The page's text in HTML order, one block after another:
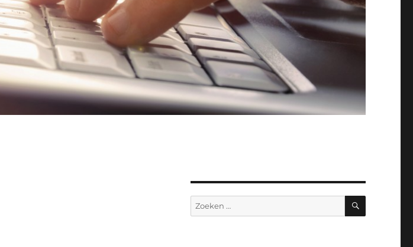
Zoeken
naar:
ZOEKEN